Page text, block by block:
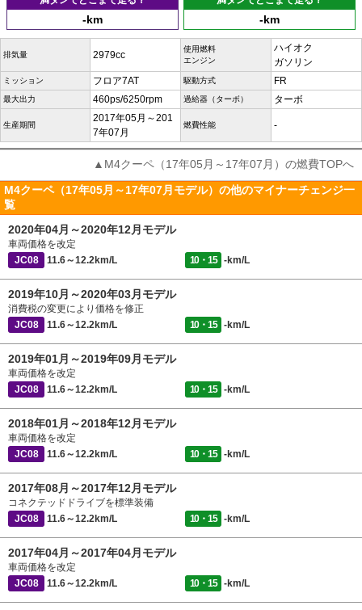
-km -km
排気量 2979cc
使用燃料
エンジン
ハイオク
ガソリン
ミッション フロア7AT 駆動方式 FR
最大出力 460ps/6250rpm 過給器（ターボ） ターボ
生産期間
2017年05月～201
7年07月
燃費性能 -
▲M4クーペ（17年05月～17年07月）の燃費TOPへ
M4クーペ（17年05月～17年07月モデル）の他のマイナーチェンジ一
覧
2020年04月～2020年12月モデル
車両価格を改定
JC08
11.6～12.2km/L 10・15 -km/L
2019年10月～2020年03月モデル
消費税の変更により価格を修正
JC08
11.6～12.2km/L 10・15 -km/L
2019年01月～2019年09月モデル
車両価格を改定
JC08
11.6～12.2km/L 10・15 -km/L
2018年01月～2018年12月モデル
車両価格を改定
JC08
11.6～12.2km/L 10・15 -km/L
2017年08月～2017年12月モデル
コネクテッドドライブを標準装備
JC08
11.6～12.2km/L 10・15 -km/L
2017年04月～2017年04月モデル
車両価格を改定
JC08
11.6～12.2km/L 10・15 -km/L